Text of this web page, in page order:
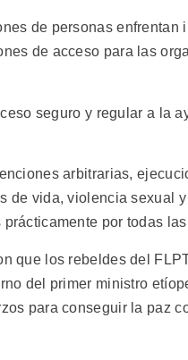
de personas
de acceso para las
seguro y regular a la
arbitrarias,
de vida, violencia sexual
por todas
que los rebeldes del
del primer ministro
para conseguir la paz